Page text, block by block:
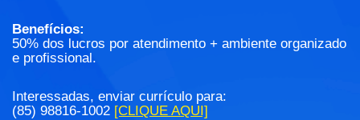
Benefícios:
50% dos lucros por atendimento + ambiente organizado
e profissional.
Interessadas, enviar currículo para:
(85) 98816-1002 [CLIQUE AQUI]